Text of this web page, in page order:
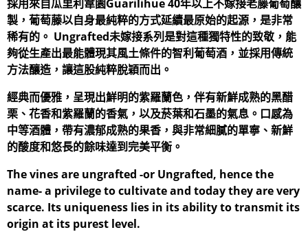
採用來自瓜里利韋園Guarilihue 40年以上不嫁接老藤葡萄釀
製，葡萄藤以自身最純粹的方式延續最原始的起源，是非常
稀有的。 Ungrafted未嫁接系列是對這種獨特性的致敬，能
夠從生產出最能體現其風土條件的智利葡萄酒，並採用傳統
方法釀造，讓這股純粹脫穎而出。
經典而優雅，呈現出鮮明的紫羅蘭色，伴有新鮮成熟的黑醋
栗、花香和紫羅蘭的香氣，以及菸葉和石墨的氣息。口感為
中等酒體，帶有濃郁成熟的果香，與非常細膩的單寧、新鮮
的酸度和悠長的餘味達到完美平衡。
The vines are ungrafted -or Ungrafted, hence the
name- a privilege to cultivate and today they are very
scarce. Its uniqueness lies in its ability to transmit its
origin at its purest level.